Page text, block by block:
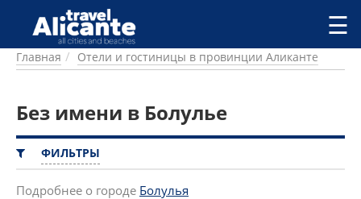
Перейти к основному содержанию
ГОРОДА
ПИТАНИЕ
ПЛЯЖИ
ДОСТОПРИМЕЧАТЕЛЬНОСТИ
КЕМПИНГ
☰
Главная Отели и гостиницы в провинции Аликанте
Без имени в Болулье
ФИЛЬТРЫ
Подробнее о городе Болулья